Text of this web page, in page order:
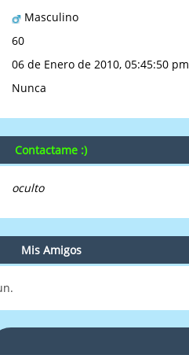
Masculino
60
06 de Enero de 2010, 05:45:50 pm
Nunca
Contactame :)
oculto
Mis Amigos